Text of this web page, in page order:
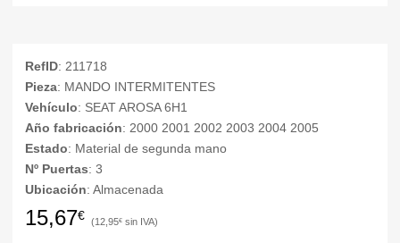
RefID: 211718
Pieza: MANDO INTERMITENTES
Vehículo: SEAT AROSA 6H1
Año fabricación: 2000 2001 2002 2003 2004 2005
Estado: Material de segunda mano
Nº Puertas: 3
Ubicación: Almacenada
15,67€ 12,95€